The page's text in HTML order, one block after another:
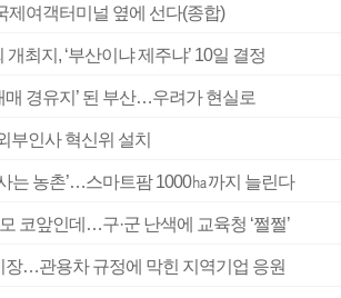
제여객터미널 옆에 선다(종합)
최지, ‘부산이냐 제주냐’ 10일 결정
매 경유지’ 된 부산…우려가 현실로
부인사 혁신위 설치
는 농촌’…스마트팜 1000㏊까지 늘린다
코앞인데…구·군 난색에 교육청 ‘쩔쩔’
장…관용차 규정에 막힌 지역기업 응원